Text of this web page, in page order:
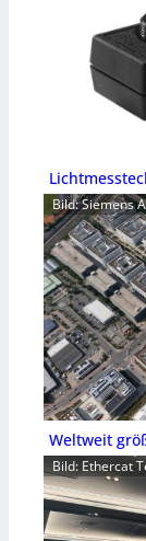
Bild: Siemens
Weltweit
Bild: Ethercat